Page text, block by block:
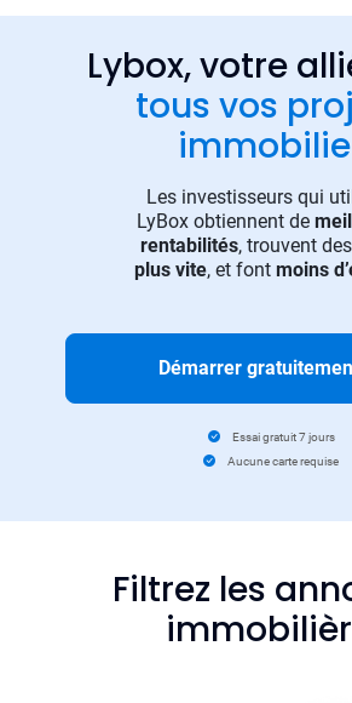
Lybox, votre
tous vos
Les investisseurs qui
LyBox obtiennent de
rentabilités, trouvent
plus vite, et font moins
Démarrer
Essai gratuit 7 jours
Aucune carte requise
Filtrez les